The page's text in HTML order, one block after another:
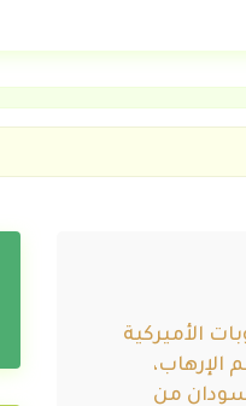
الأميركية
الإرهاب،
من